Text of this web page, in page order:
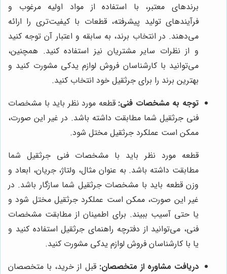
برندهای معتبر، با استفاده از مواد اولیه مرغوب و
فرآیندهای تولید پیشرفته، قطعات با کیفیت‌تری را ارائه
می‌دهند. در انتخاب برند، به سابقه و اعتبار آن توجه کنید
و از نظرات سایر مشتریان نیز استفاده کنید. همچنین،
می‌توانید با کارشناسان فروش لوازم یدکی مشورت کنید و
بهترین برند را برای جرثقیل خود انتخاب کنید.
توجه به مشخصات فنی: قطعه مورد نظر باید با مشخصات
فنی جرثقیل شما مطابقت داشته باشد. در غیر این صورت،
ممکن است عملکرد جرثقیل مختل شود.
قطعه مورد نظر باید با مشخصات فنی جرثقیل شما
مطابقت داشته باشد. به عنوان مثال، ولتاژ، جریان، ابعاد و
وزن قطعه باید با مشخصات جرثقیل شما سازگار باشد. در
غیر این صورت، ممکن است عملکرد جرثقیل مختل شود و
یا حتی آسیب ببیند. برای اطمینان از مطابقت مشخصات
فنی، می‌توانید از دفترچه راهنمای جرثقیل استفاده کنید و
یا با کارشناسان فروش لوازم یدکی مشورت کنید.
دریافت مشاوره از متخصصان: قبل از خرید، با متخصصان